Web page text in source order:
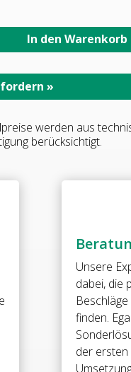
In den Warenkorb
»
werden aus
berücksichtigt.
Unsere
dabei, die
finden.
der